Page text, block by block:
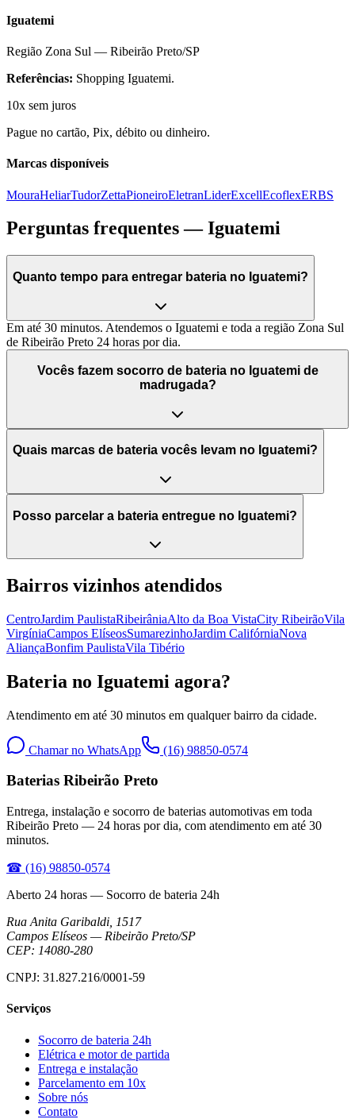
Iguatemi
Região Zona Sul — Ribeirão Preto/SP
Referências: Shopping Iguatemi.
10x sem juros
Pague no cartão, Pix, débito ou dinheiro.
Marcas disponíveis
MouraHeliarTudorZettaPioneiroEletranLiderExcellEcoflexERBS
Perguntas frequentes —Iguatemi
Quanto tempo para entregar bateria no Iguatemi?
Em até 30 minutos. Atendemos o Iguatemi e toda a região Zona Sul
de Ribeirão Preto 24 horas por dia.
Vocês fazem socorro de bateria no Iguatemi de
madrugada?
Quais marcas de bateria vocês levam no Iguatemi?
Posso parcelar a bateria entregue no Iguatemi?
Bairros vizinhos atendidos
CentroJardim PaulistaRibeirâniaAlto da Boa VistaCity RibeirãoVila
VirgíniaCampos ElíseosSumarezinhoJardim CalifórniaNova
AliançaBonfim PaulistaVila Tibério
Bateria no Iguatemi agora?
Atendimento em até 30 minutos em qualquer bairro da cidade.
Chamar no WhatsApp (16) 98850-0574
Baterias Ribeirão Preto
Entrega, instalação e socorro de baterias automotivas em toda
Ribeirão Preto — 24 horas por dia, com atendimento em até 30
minutos.
☎ (16) 98850-0574
Aberto 24 horas — Socorro de bateria 24h
Rua Anita Garibaldi, 1517
Campos Elíseos — Ribeirão Preto/SP
CEP: 14080-280
CNPJ: 31.827.216/0001-59
Serviços
Socorro de bateria 24h
Elétrica e motor de partida
Entrega e instalação
Parcelamento em 10x
Sobre nós
Contato